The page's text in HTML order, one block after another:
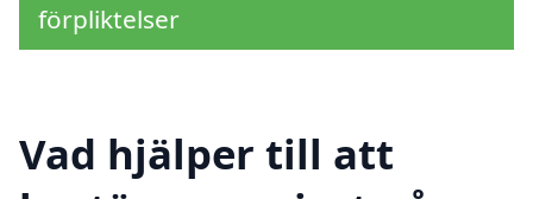
förpliktelser
Vad hjälper till att